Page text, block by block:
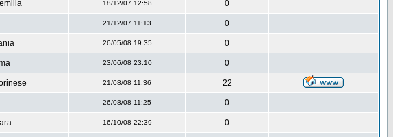
18/12/07 12:58 0
21/12/07 11:13 0
26/05/08 19:35 0
23/06/08 23:10 0
21/08/08 11:36 22
26/08/08 11:25 0
16/10/08 22:39 0